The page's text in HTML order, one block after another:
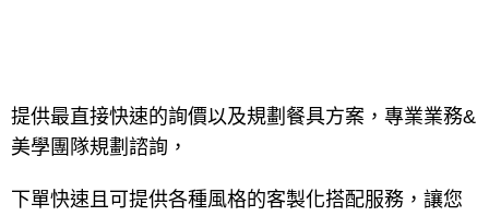
提供最直接快速的詢價以及規劃餐具方案，專業業務&
美學團隊規劃諮詢，
下單快速且可提供各種風格的客製化搭配服務，讓您